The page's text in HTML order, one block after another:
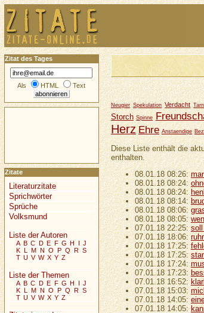
Neugier Spekulation Verdacht
Storch Spinne
Herz Ehre Anstaendige
Diese Liste enthält die
enthalten.
08.01.18 08:26:
08.01.18 08:24:
08.01.18 08:24:
08.01.18 08:14:
08.01.18 08:06:
08.01.18 08:05:
07.01.18 22:25:
07.01.18 18:06:
07.01.18 17:25:
07.01.18 17:25:
07.01.18 17:24:
07.01.18 17:23:
07.01.18 16:52:
07.01.18 15:03:
07.01.18 14:05:
07.01.18 14:05:
Zitat des Tages
Als HTML Text
Zitate
Literaturzitate
Sprichwörter
Sprüche
Volksmund
Liste der Autoren
A B C D E F G H I J
K L M N O P Q R S
T U V W X Y Z
Liste der Themen
A B C D E F G H I J
K L M N O P Q R S
T U V W X Y Z